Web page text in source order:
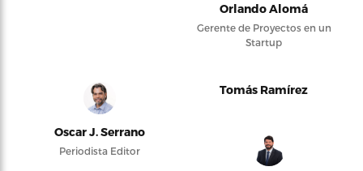
Orlando Alomá
Gerente de Proyectos en un
Startup
Oscar J. Serrano
Periodista Editor
Tomás Ramírez